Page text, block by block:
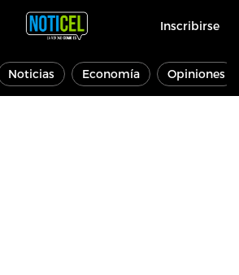
Inscribirse
Noticias Economía Opiniones